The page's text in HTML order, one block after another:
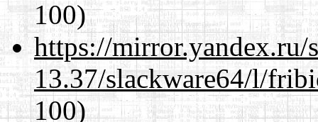
100)
https://mirror.yandex.ru/
13.37/slackware64/l/
100)